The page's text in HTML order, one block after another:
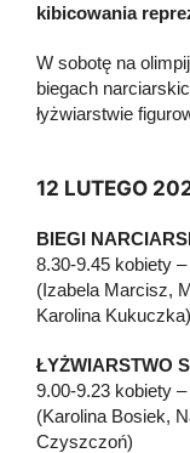
kibicowania
W sobotę na
biegach
łyżwiarstwie
12 LUTEGO
BIEGI
8.30-9.45 kobiety
(Izabela Marcisz,
Karolina Kukuczka)
ŁYŻWIARSTWO
9.00-9.23 kobiety
(Karolina Bosiek,
Czyszczoń)